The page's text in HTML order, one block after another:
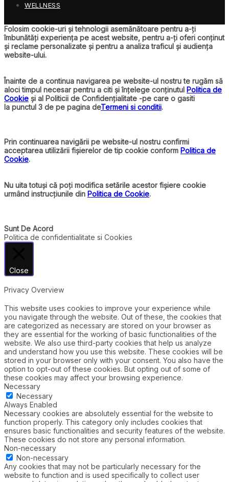
WELLNESS
Folosim cookie-uri și tehnologii asemănătoare pentru a-ți
îmbunătăți experiența pe acest website, pentru a-ți oferi conținut
și reclame personalizate și pentru a analiza traficul și audiența
website-ului.
Înainte de a continua navigarea pe website-ul nostru te rugăm să
aloci timpul necesar pentru a citi și înțelege conținutul Politica de
Cookie și al Politicii de Confidențialitate -pe care o gasiti
la punctul 3 de pe pagina deTermeni si conditii.
Prin continuarea navigării pe website-ul nostru confirmi
acceptarea utilizării fișierelor de tip cookie conform Politica de
Cookie.
Nu uita totuși că poți modifica setările acestor fișiere cookie
urmând instrucțiunile din Politica de Cookie.
Sunt De Acord
Politica de confidentialitate si Cookies
Close
Privacy Overview
This website uses cookies to improve your experience while
you navigate through the website. Out of these, the cookies that
are categorized as necessary are stored on your browser as
they are essential for the working of basic functionalities of the
website. We also use third-party cookies that help us analyze
and understand how you use this website. These cookies will be
stored in your browser only with your consent. You also have the
option to opt-out of these cookies. But opting out of some of
these cookies may affect your browsing experience.
Necessary
Necessary
Always Enabled
Necessary cookies are absolutely essential for the website to
function properly. This category only includes cookies that
ensures basic functionalities and security features of the website.
These cookies do not store any personal information.
Non-necessary
Non-necessary
Any cookies that may not be particularly necessary for the
website to function and is used specifically to collect user